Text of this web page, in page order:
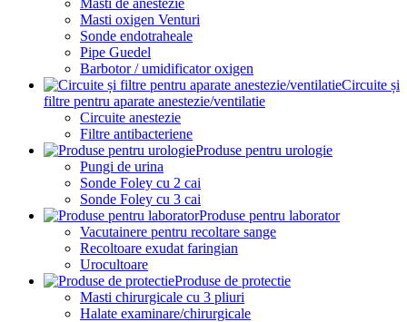
Masti de anestezie
Masti oxigen Venturi
Sonde endotraheale
Pipe Guedel
Barbotor / umidificator oxigen
Circuite și
filtre pentru aparate anestezie/ventilatie
Circuite anestezie
Filtre antibacteriene
Produse pentru urologie
Pungi de urina
Sonde Foley cu 2 cai
Sonde Foley cu 3 cai
Produse pentru laborator
Vacutainere pentru recoltare sange
Recoltoare exudat faringian
Urocultoare
Produse de protectie
Masti chirurgicale cu 3 pliuri
Halate examinare/chirurgicale